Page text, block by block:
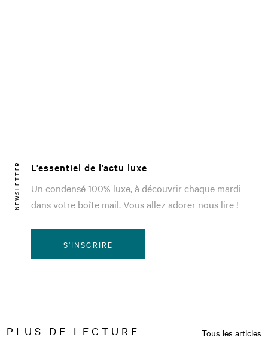
NEWSLETTER
L’essentiel de l’actu luxe
Un condensé 100% luxe, à découvrir chaque mardi
dans votre boîte mail. Vous allez adorer nous lire !
S'INSCRIRE
PLUS DE LECTURE Tous les articles